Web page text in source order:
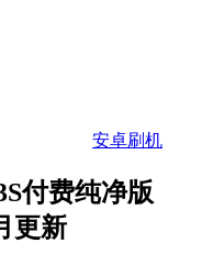
安卓刷机
付费纯净版
更新